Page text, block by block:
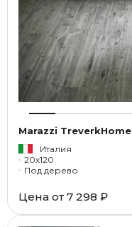
Marazzi TreverkHome
Италия
20x120
Под дерево
Цена от 7 298 ₽